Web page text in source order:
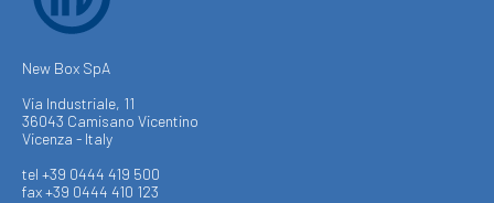
New Box SpA
Via Industriale, 11
36043 Camisano Vicentino
Vicenza - Italy
tel +39 0444 419 500
fax +39 0444 410 123